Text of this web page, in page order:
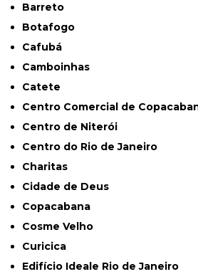
Barreto
Botafogo
Cafubá
Camboinhas
Catete
Centro Comercial de
Centro de Niterói
Centro do Rio de Janeiro
Charitas
Cidade de Deus
Copacabana
Cosme Velho
Curicica
Edifício Ideale Rio de Janeiro